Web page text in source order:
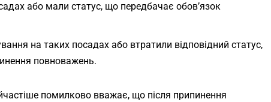
або мали статус, що передбачає обов’язок
на таких посадах або втратили відповідний статус,
повноважень.
помилково вважає, що після припинення